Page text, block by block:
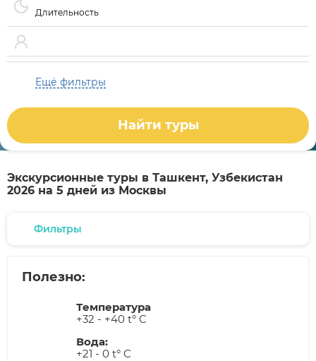
Длительность
Ещё фильтры
Найти туры
Экскурсионные туры в Ташкент, Узбекистан
2026 на 5 дней из Москвы
Фильтры
Полезно:
Температура
+32 - +40 t° C
Вода:
+21 - 0 t° C